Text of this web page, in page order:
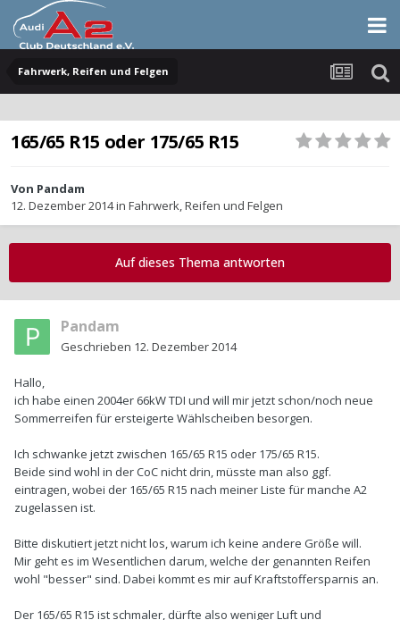
Fahrwerk, Reifen und Felgen
165/65 R15 oder 175/65 R15
Von Pandam
12. Dezember 2014in Fahrwerk, Reifen und Felgen
Auf dieses Thema antworten
Pandam
Geschrieben 12. Dezember 2014
Hallo,
ich habe einen 2004er 66kW TDI und will mir jetzt schon/noch neue
Sommerreifen für ersteigerte Wählscheiben besorgen.
Ich schwanke jetzt zwischen 165/65 R15 oder 175/65 R15.
Beide sind wohl in der CoC nicht drin, müsste man also ggf.
eintragen, wobei der 165/65 R15 nach meiner Liste für manche A2
zugelassen ist.
Bitte diskutiert jetzt nicht los, warum ich keine andere Größe will.
Mir geht es im Wesentlichen darum, welche der genannten Reifen
wohl "besser" sind. Dabei kommt es mir auf Kraftstoffersparnis an.
Der 165/65 R15 ist schmaler, dürfte also weniger Luft und